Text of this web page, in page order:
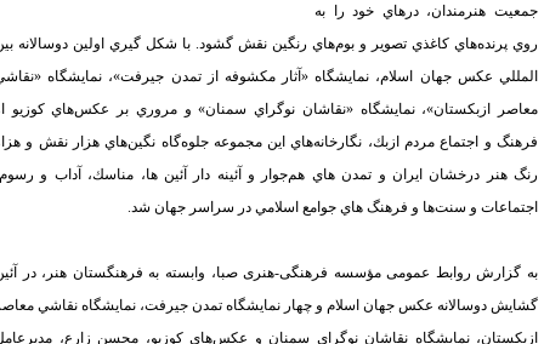
هنرمندان، درهاي خود را به
پرنده‌هاي كاغذي تصوير و بوم‌هاي رنگين نقش گشود. با شكل گيري اولين دوسالانه بين
عكس جهان اسلام، نمايشگاه «آثار مكشوفه از تمدن جيرفت»، نمايشگاه «نقاشي
ازبكستان»، نمايشگاه «نقاشان نوگراي سمنان» و مروري بر عكس‌هاي كوزيو از
و اجتماع مردم ازبك، نگارخانه‌هاي اين مجموعه جلوه‌گاه نگين‌هاي هزار نقش و هزار
هنر درخشان ايران و تمدن هاي هم‌جوار و آئينه دار آئين ها، مناسك، آداب و رسوم،
و سنت‌ها و فرهنگ هاي جوامع اسلامي در سراسر جهان شد.
گزارش روابط عمومی مؤسسه فرهنگی-هنری صبا، وابسته به فرهنگستان هنر، در آئين
دوسالانه عكس جهان اسلام و چهار نمايشگاه تمدن جيرفت، نمايشگاه نقاشي معاصر
نمايشگاه نقاشان نوگراي سمنان و عكس‌هاي كوزيو، محسن زارع، مديرعامل